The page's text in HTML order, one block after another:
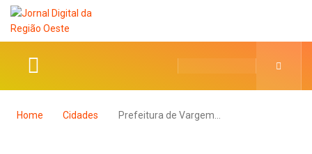
Home Cidades Prefeitura de Vargem…